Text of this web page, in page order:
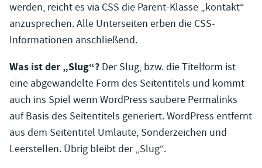
werden, reicht es via CSS die Parent-Klasse „kontakt“
anzusprechen. Alle Unterseiten erben die CSS-
Informationen anschließend.
Was ist der „Slug“? Der Slug, bzw. die Titelform ist
eine abgewandelte Form des Seitentitels und kommt
auch ins Spiel wenn WordPress saubere Permalinks
auf Basis des Seitentitels generiert. WordPress entfernt
aus dem Seitentitel Umlaute, Sonderzeichen und
Leerstellen. Übrig bleibt der „Slug“.